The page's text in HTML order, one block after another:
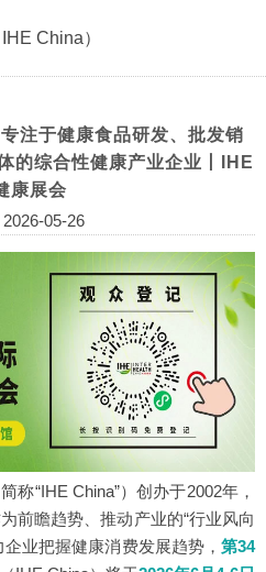
China）
注于健康食品研发、批发销
的综合性健康产业企业丨IHE
康展会
2026-05-26
简称“IHE China”）创办于2002年，
前瞻趋势、推动产业的“行业风向
业把握健康消费发展趋势， 第34